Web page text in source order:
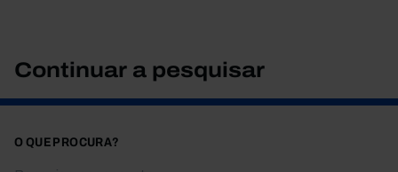
Continuar a pesquisar
O QUE PROCURA?